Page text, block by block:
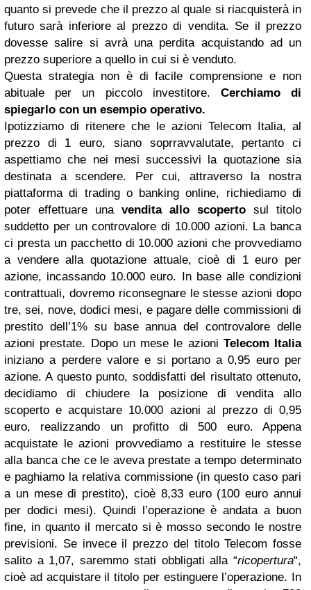
quanto si prevede che il prezzo al quale si riacquisterà in
futuro sarà inferiore al prezzo di vendita. Se il prezzo
dovesse salire si avrà una perdita acquistando ad un
prezzo superiore a quello in cui si è venduto.
Questa strategia non è di facile comprensione e non
abituale per un piccolo investitore. Cerchiamo di
spiegarlo con un esempio operativo.
Ipotizziamo di ritenere che le azioni Telecom Italia, al
prezzo di 1 euro, siano soprravvalutate, pertanto ci
aspettiamo che nei mesi successivi la quotazione sia
destinata a scendere. Per cui, attraverso la nostra
piattaforma di trading o banking online, richiediamo di
poter effettuare una vendita allo scoperto sul titolo
suddetto per un controvalore di 10.000 azioni. La banca
ci presta un pacchetto di 10.000 azioni che provvediamo
a vendere alla quotazione attuale, cioè di 1 euro per
azione, incassando 10.000 euro. In base alle condizioni
contrattuali, dovremo riconsegnare le stesse azioni dopo
tre, sei, nove, dodici mesi, e pagare delle commissioni di
prestito dell’1% su base annua del controvalore delle
azioni prestate. Dopo un mese le azioni Telecom Italia
iniziano a perdere valore e si portano a 0,95 euro per
azione. A questo punto, soddisfatti del risultato ottenuto,
decidiamo di chiudere la posizione di vendita allo
scoperto e acquistare 10.000 azioni al prezzo di 0,95
euro, realizzando un profitto di 500 euro. Appena
acquistate le azioni provvediamo a restituire le stesse
alla banca che ce le aveva prestate a tempo determinato
e paghiamo la relativa commissione (in questo caso pari
a un mese di prestito), cioè 8,33 euro (100 euro annui
per dodici mesi). Quindi l’operazione è andata a buon
fine, in quanto il mercato si è mosso secondo le nostre
previsioni. Se invece il prezzo del titolo Telecom fosse
salito a 1,07, saremmo stati obbligati alla “ricopertura“,
cioè ad acquistare il titolo per estinguere l’operazione. In